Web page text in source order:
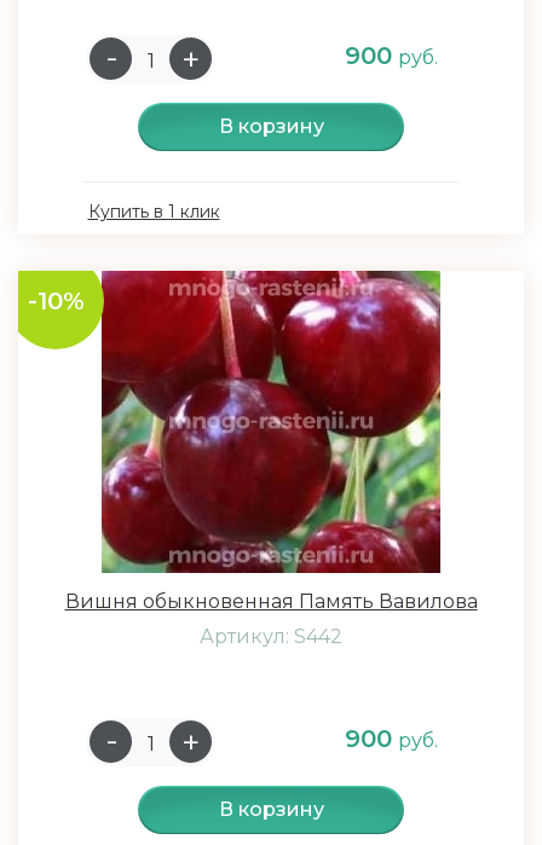
900 руб.
В корзину
Купить в 1 клик
-10%
Вишня обыкновенная Память Вавилова
Артикул: S442
900 руб.
В корзину